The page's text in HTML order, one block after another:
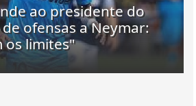
ao presidente do
ofensas a Neymar:
os limites"